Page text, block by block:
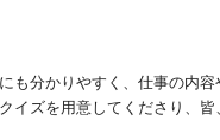
も分かりやすく、仕事の内
イズを用意してくださり、皆